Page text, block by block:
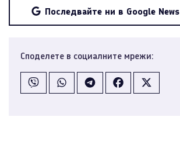
Последвайте ни в Google News
Споделете в социалните мрежи: